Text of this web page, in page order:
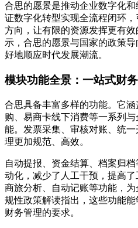
合思的愿景是推动企业数字化
证数字化转型实现全流程闭环
方向，让有限的资源发挥更有
示，合思的愿景与国家的政策
好地顺应时代发展潮流。
模块功能全景：一站式财
合思具备丰富多样的功能。它涵
购、易商卡线下消费等一系列
能。发票采集、审核对账、统
理更加规范、高效。
自动提报、资金结算、档案归
动化，减少了人工干预，提高
商旅分析、自动记账等功能，
规性政策解读指出，这些功能
财务管理的要求。